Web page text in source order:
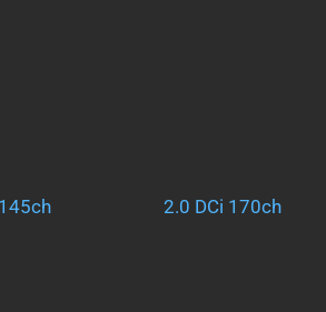
2.0 DCi 170ch